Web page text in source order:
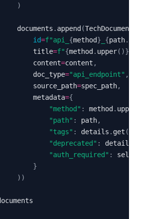
)
documents
. append (TechDocument
id=f"api_ {method} {path.
title
=f"{method . upper( )}
content
=content ,
doc_type
="api_endpoint" ,
source_path
=spec_path,
metadata
={
"method" : method . upper
"path" : path,
"tags" : details . get (
"deprecated" : details
"auth_required" : self
}
) )